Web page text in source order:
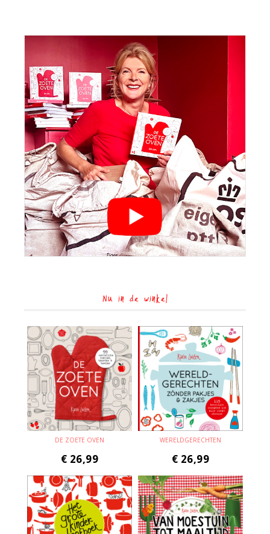
Nu in de winkel
DE ZOETE OVEN
€ 26,99
WERELDGERECHTEN
€ 26,99